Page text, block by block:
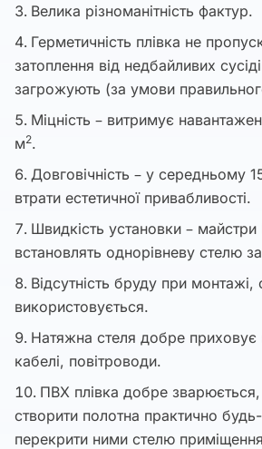
Велика різноманітність фактур.
Герметичність плівка не
затоплення від недбайливих
загрожують (за умови
Міцність – витримує
м2.
Довговічність – у середньому
втрати естетичної привабливості.
Швидкість установки –
встановлять однорівневу стелю
Відсутність бруду при монтажі,
використовується.
Натяжна стеля добре приховує
кабелі, повітроводи.
ПВХ плівка добре
створити полотна практично
перекрити ними стелю